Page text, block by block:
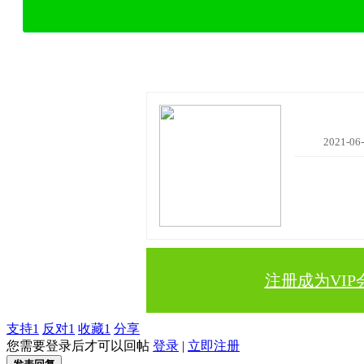
2021-
注册成为VIP
支持1 反对1 收藏1 分享
您需要登录后才可以回帖 登录 | 立即注册